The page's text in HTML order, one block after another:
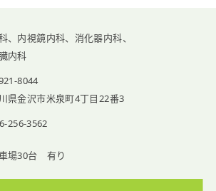
医院紹介
、内視鏡内科、消化器内科、
内科
8044
県金沢市米泉町4丁目22番3
256-3562
場30台 有り